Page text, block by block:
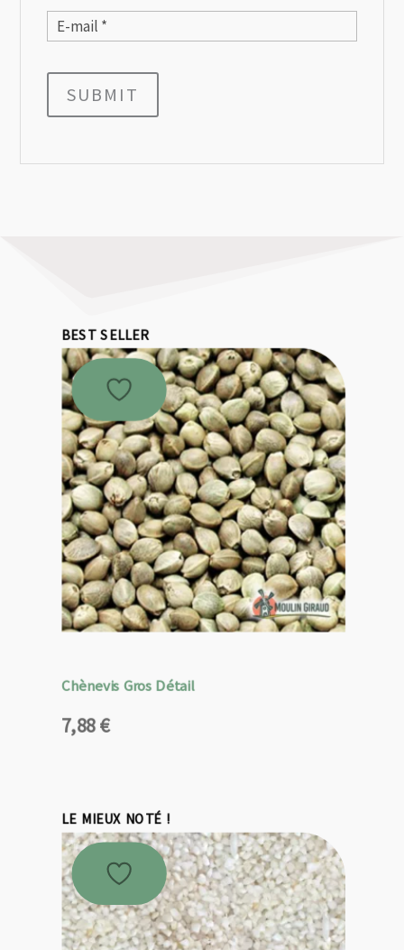
SUBMIT
BEST SELLER
Chènevis Gros Détail
7,88€
LE MIEUX NOTÉ !